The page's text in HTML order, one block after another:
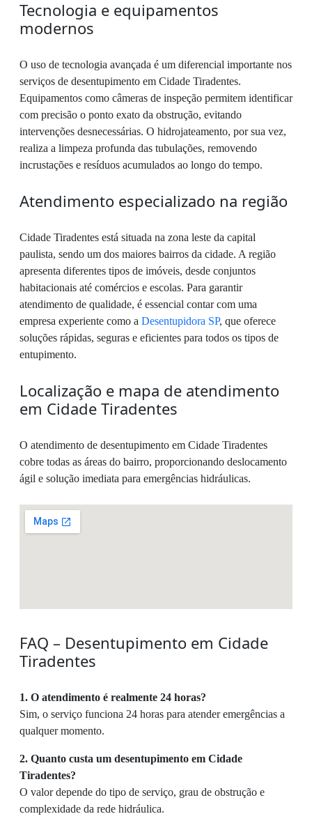
Tecnologia e equipamentos
modernos
O uso de tecnologia avançada é um diferencial importante nos
serviços de desentupimento em Cidade Tiradentes.
Equipamentos como câmeras de inspeção permitem identificar
com precisão o ponto exato da obstrução, evitando
intervenções desnecessárias. O hidrojateamento, por sua vez,
realiza a limpeza profunda das tubulações, removendo
incrustações e resíduos acumulados ao longo do tempo.
Atendimento especializado na região
Cidade Tiradentes está situada na zona leste da capital
paulista, sendo um dos maiores bairros da cidade. A região
apresenta diferentes tipos de imóveis, desde conjuntos
habitacionais até comércios e escolas. Para garantir
atendimento de qualidade, é essencial contar com uma
empresa experiente como a Desentupidora SP, que oferece
soluções rápidas, seguras e eficientes para todos os tipos de
entupimento.
Localização e mapa de atendimento
em Cidade Tiradentes
O atendimento de desentupimento em Cidade Tiradentes
cobre todas as áreas do bairro, proporcionando deslocamento
ágil e solução imediata para emergências hidráulicas.
FAQ – Desentupimento em Cidade
Tiradentes
1. O atendimento é realmente 24 horas?
Sim, o serviço funciona 24 horas para atender emergências a
qualquer momento.
2. Quanto custa um desentupimento em Cidade
Tiradentes?
O valor depende do tipo de serviço, grau de obstrução e
complexidade da rede hidráulica.